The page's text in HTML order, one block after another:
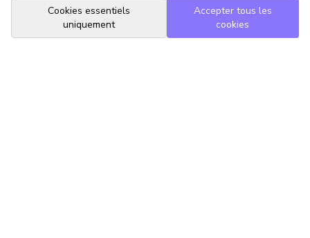
Cookies essentiels
uniquement
Accepter tous les
cookies